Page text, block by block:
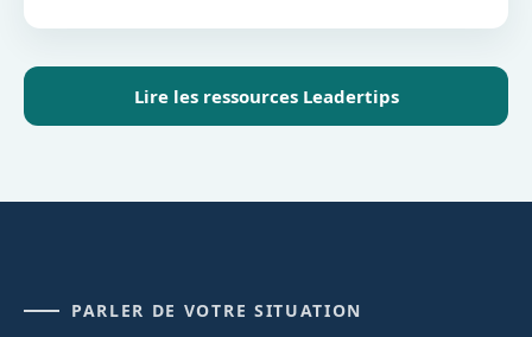
Lire les ressources Leadertips
PARLER DE VOTRE SITUATION